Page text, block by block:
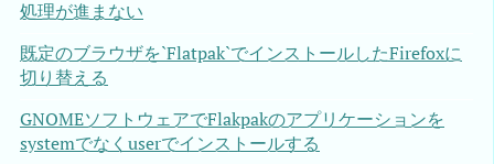
処理が進まない
既定のブラウザを`Flatpak`でインストールしたFirefoxに
切り替える
GNOMEソフトウェアでFlakpakのアプリケーションを
systemでなくuserでインストールする